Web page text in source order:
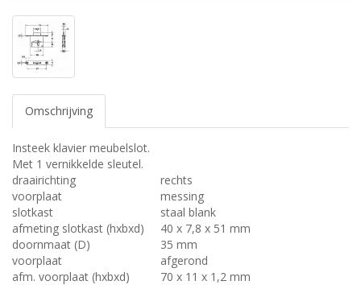
Omschrijving
Insteek klavier meubelslot.
Met 1 vernikkelde sleutel.
draairichting
rechts
voorplaat
messing
slotkast
staal blank
afmeting slotkast (hxbxd)
40 x 7,8 x 51 mm
doornmaat (D)
35 mm
voorplaat
afgerond
afm. voorplaat (hxbxd)
70 x 11 x 1,2 mm